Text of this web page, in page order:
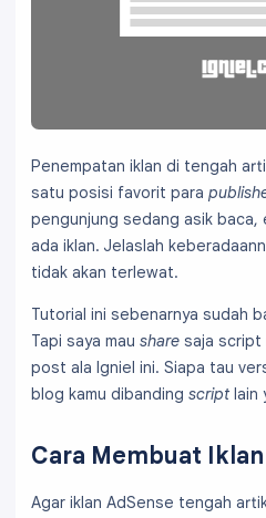
Penempatan iklan di tengah
satu posisi favorit para
pengunjung sedang asik
ada iklan. Jelaslah
tidak akan terlewat.
Tutorial ini sebenarnya sudah
Tapi saya mau share saja script
post ala Igniel ini. Siapa tau
blog kamu dibanding script lain
Cara Membuat
Agar iklan AdSense tengah